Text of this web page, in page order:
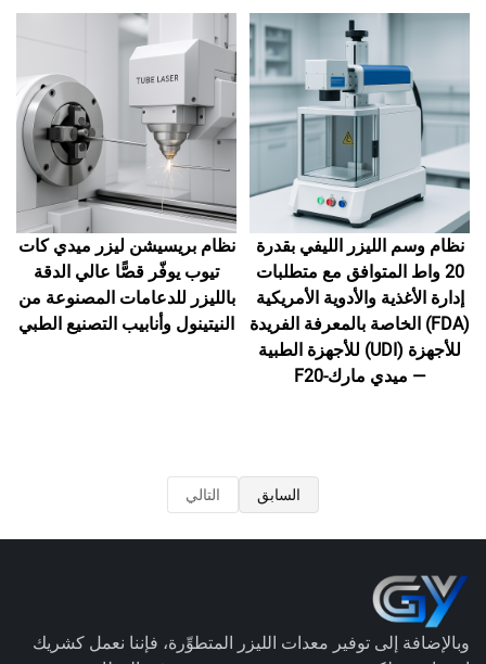
نظام وسم الليزر الليفي بقدرة
20 واط المتوافق مع متطلبات
إدارة الأغذية والأدوية الأمريكية
(FDA) الخاصة بالمعرفة الفريدة
للأجهزة (UDI) للأجهزة الطبية
— ميدي مارك-F20
نظام بريسيشن ليزر ميدي كات
تيوب يوفّر قصًّا عالي الدقة
بالليزر للدعامات المصنوعة من
النيتينول وأنابيب التصنيع الطبي
السابق التالي
وبالإضافة إلى توفير معدات الليزر المتطوِّرة، فإننا نعمل كشريك